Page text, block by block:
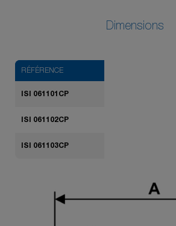
Dimensions
RÉFÉRENCE
ISI 061101CP
ISI 061102CP
ISI 061103CP